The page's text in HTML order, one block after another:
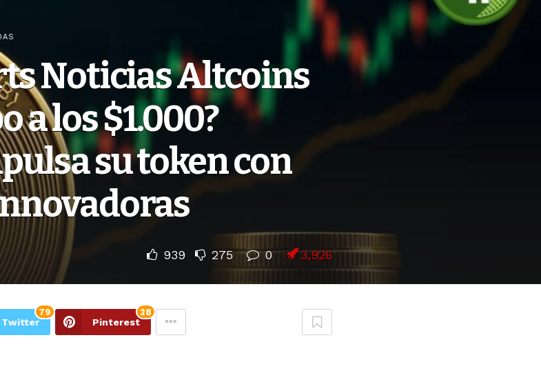
Noticias Altcoins
a los $1.000?
su token con
939 275 0 3,926
Twitter
79
Pinterest
28